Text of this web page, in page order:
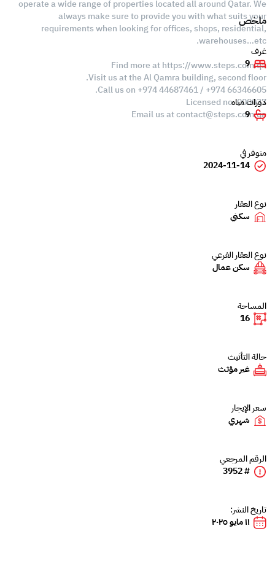
operate a wide range of properties located all around Qatar. We
always make sure to provide you with what suits your
requirements when looking for offices, shops, residential,
warehouses…etc.
Find more at https://www.steps.com.qa
Visit us at the Al Qamra building, second floor.
Call us on +974 44687461 / +974 66346605.
Licensed no. 000037
Email us atcontact@steps.com.qa
ملخص
غرف
9
دورات مياه
9
متوفر في
2024-11-14
نوع العقار
سكني
نوع العقار الفرعي
سكن عمال
المساحة
16
حالة التأثيث
غير مؤثث
سعر الإيجار
شهري
الرقم المرجعي
# 3952
تاريخ النشر:
١١ مايو ٢٠٢٥